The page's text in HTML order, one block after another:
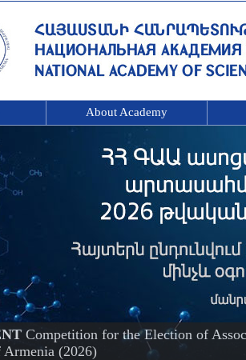
About Academy
Competition for the Election of
(2026)